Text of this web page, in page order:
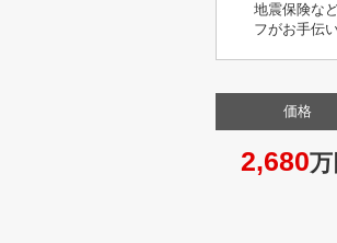
地震保険な
フがお手伝
価格
2,680万